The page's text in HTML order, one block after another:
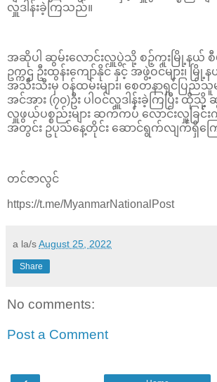
လှူဒါန်းခဲ့ကြသည်။
အဆိုပါ ဆွမ်းလောင်းလှူပွဲသို့ စဉ့်ကူးမြို့နယ် စီ
ဥက္ကဌ ဦးထွန်းကျော်နိုင် နှင့် အဖွဲ့ဝင်များ၊ မြို့
အသီးသီးမှ ဝန်ထမ်းများ၊ စေတနာရှင်ပြည်သူမျ
အင်အား (၇၀)ဦး ပါဝင်လှူဒါန်းခဲ့ကြပြီး ထိုသို့
လှူဖွယ်ပစ္စည်းများ ဆက်ကပ် လောင်းလှူခြင်
အတွင်း ဥပုသ်နေ့တိုင်း ဆောင်ရွက်လျက်ရှိကြ
တင်ဇာလွင်
https://t.me/MyanmarNationalPost
a la/sAugust 25, 2022
Share
No comments:
Post a Comment